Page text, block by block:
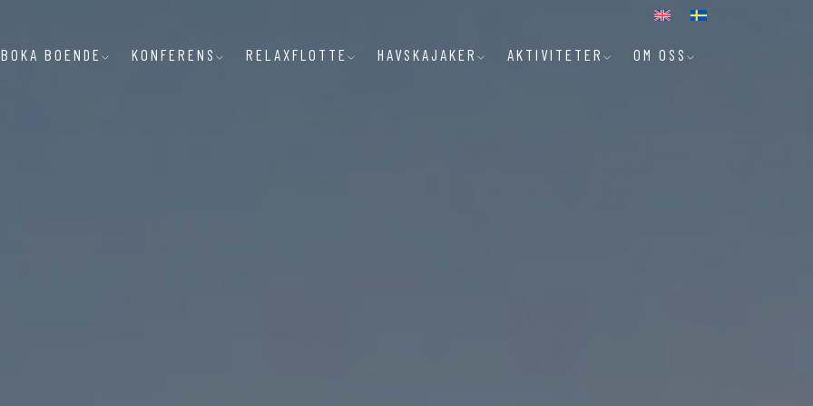
BOKA BOENDE KONFERENS RELAXFLOTTE HAVSKAJAKER AKTIVITETER OM OSS